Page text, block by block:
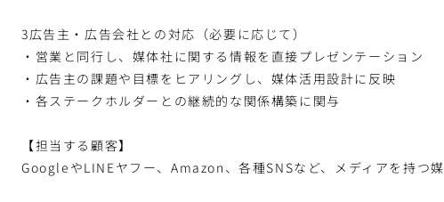
3広告主・広告会社との対応（必要に応じて）
・営業と同行し、媒体社に関する情報を直接プレゼンテーション
・広告主の課題や目標をヒアリングし、媒体活用設計に反映
・各ステークホルダーとの継続的な関係構築に関与
【担当する顧客】
GoogleやLINEヤフー、Amazon、各種SNSなど、メディアを持つ